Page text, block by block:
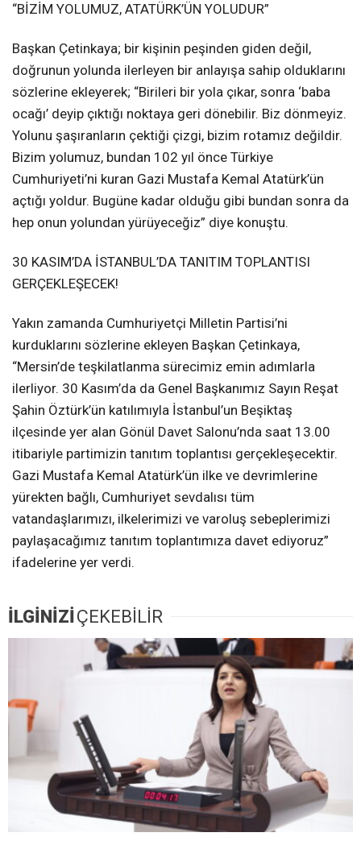
“BİZİM YOLUMUZ, ATATÜRK’ÜN YOLUDUR”
Başkan Çetinkaya; bir kişinin peşinden giden değil,
doğrunun yolunda ilerleyen bir anlayışa sahip olduklarını
sözlerine ekleyerek; “Birileri bir yola çıkar, sonra ‘baba
ocağı’ deyip çıktığı noktaya geri dönebilir. Biz dönmeyiz.
Yolunu şaşıranların çektiği çizgi, bizim rotamız değildir.
Bizim yolumuz, bundan 102 yıl önce Türkiye
Cumhuriyeti’ni kuran Gazi Mustafa Kemal Atatürk’ün
açtığı yoldur. Bugüne kadar olduğu gibi bundan sonra da
hep onun yolundan yürüyeceğiz” diye konuştu.
30 KASIM’DA İSTANBUL’DA TANITIM TOPLANTISI
GERÇEKLEŞECEK!
Yakın zamanda Cumhuriyetçi Milletin Partisi’ni
kurduklarını sözlerine ekleyen Başkan Çetinkaya,
“Mersin’de teşkilatlanma sürecimiz emin adımlarla
ilerliyor. 30 Kasım’da da Genel Başkanımız Sayın Reşat
Şahin Öztürk’ün katılımıyla İstanbul’un Beşiktaş
ilçesinde yer alan Gönül Davet Salonu’nda saat 13.00
itibariyle partimizin tanıtım toplantısı gerçekleşecektir.
Gazi Mustafa Kemal Atatürk’ün ilke ve devrimlerine
yürekten bağlı, Cumhuriyet sevdalısı tüm
vatandaşlarımızı, ilkelerimizi ve varoluş sebeplerimizi
paylaşacağımız tanıtım toplantımıza davet ediyoruz”
ifadelerine yer verdi.
İLGİNİZİ ÇEKEBİLİR